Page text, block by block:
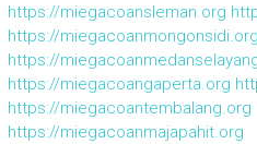
https://miegacoansleman.org
https://miegacoanmongonsidi.org
https://
https://miegacoangaperta.org
https://miegacoantembalang.org
https://miegacoanmajapahit.org